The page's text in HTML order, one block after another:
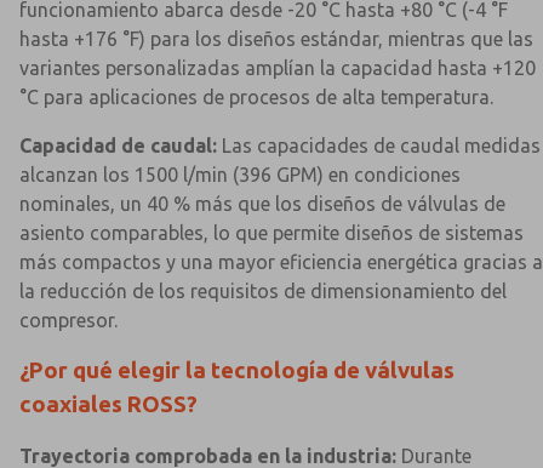
funcionamiento abarca desde -20 °C hasta +80 °C (-4 °F
hasta +176 °F) para los diseños estándar, mientras que las
variantes personalizadas amplían la capacidad hasta +120
°C para aplicaciones de procesos de alta temperatura.
Capacidad de caudal: Las capacidades de caudal medidas
alcanzan los 1500 l/min (396 GPM) en condiciones
nominales, un 40 % más que los diseños de válvulas de
asiento comparables, lo que permite diseños de sistemas
más compactos y una mayor eficiencia energética gracias a
la reducción de los requisitos de dimensionamiento del
compresor.
¿Por qué elegir la tecnología de válvulas
coaxiales ROSS?
Trayectoria comprobada en la industria: Durante